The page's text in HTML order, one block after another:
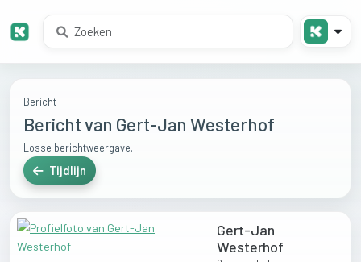
Bericht
Bericht van Gert-Jan Westerhof
Losse berichtweergave.
Tijdlijn
Gert-Jan
Westerhof